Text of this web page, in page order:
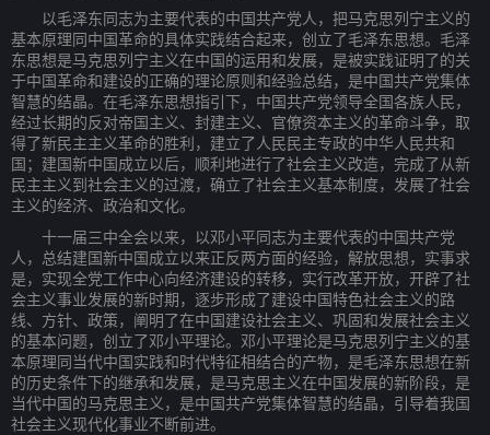
以毛泽东同志为主要代表的中国共产党人，把马克思列宁主义的
基本原理同中国革命的具体实践结合起来，创立了毛泽东思想。毛泽
东思想是马克思列宁主义在中国的运用和发展，是被实践证明了的关
于中国革命和建设的正确的理论原则和经验总结，是中国共产党集体
智慧的结晶。在毛泽东思想指引下，中国共产党领导全国各族人民，
经过长期的反对帝国主义、封建主义、官僚资本主义的革命斗争，取
得了新民主主义革命的胜利，建立了人民民主专政的中华人民共和
国；建国新中国成立以后，顺利地进行了社会主义改造，完成了从新
民主主义到社会主义的过渡，确立了社会主义基本制度，发展了社会
主义的经济、政治和文化。
十一届三中全会以来，以邓小平同志为主要代表的中国共产党
人，总结建国新中国成立以来正反两方面的经验，解放思想，实事求
是，实现全党工作中心向经济建设的转移，实行改革开放，开辟了社
会主义事业发展的新时期，逐步形成了建设中国特色社会主义的路
线、方针、政策，阐明了在中国建设社会主义、巩固和发展社会主义
的基本问题，创立了邓小平理论。邓小平理论是马克思列宁主义的基
本原理同当代中国实践和时代特征相结合的产物，是毛泽东思想在新
的历史条件下的继承和发展，是马克思主义在中国发展的新阶段，是
当代中国的马克思主义，是中国共产党集体智慧的结晶，引导着我国
社会主义现代化事业不断前进。